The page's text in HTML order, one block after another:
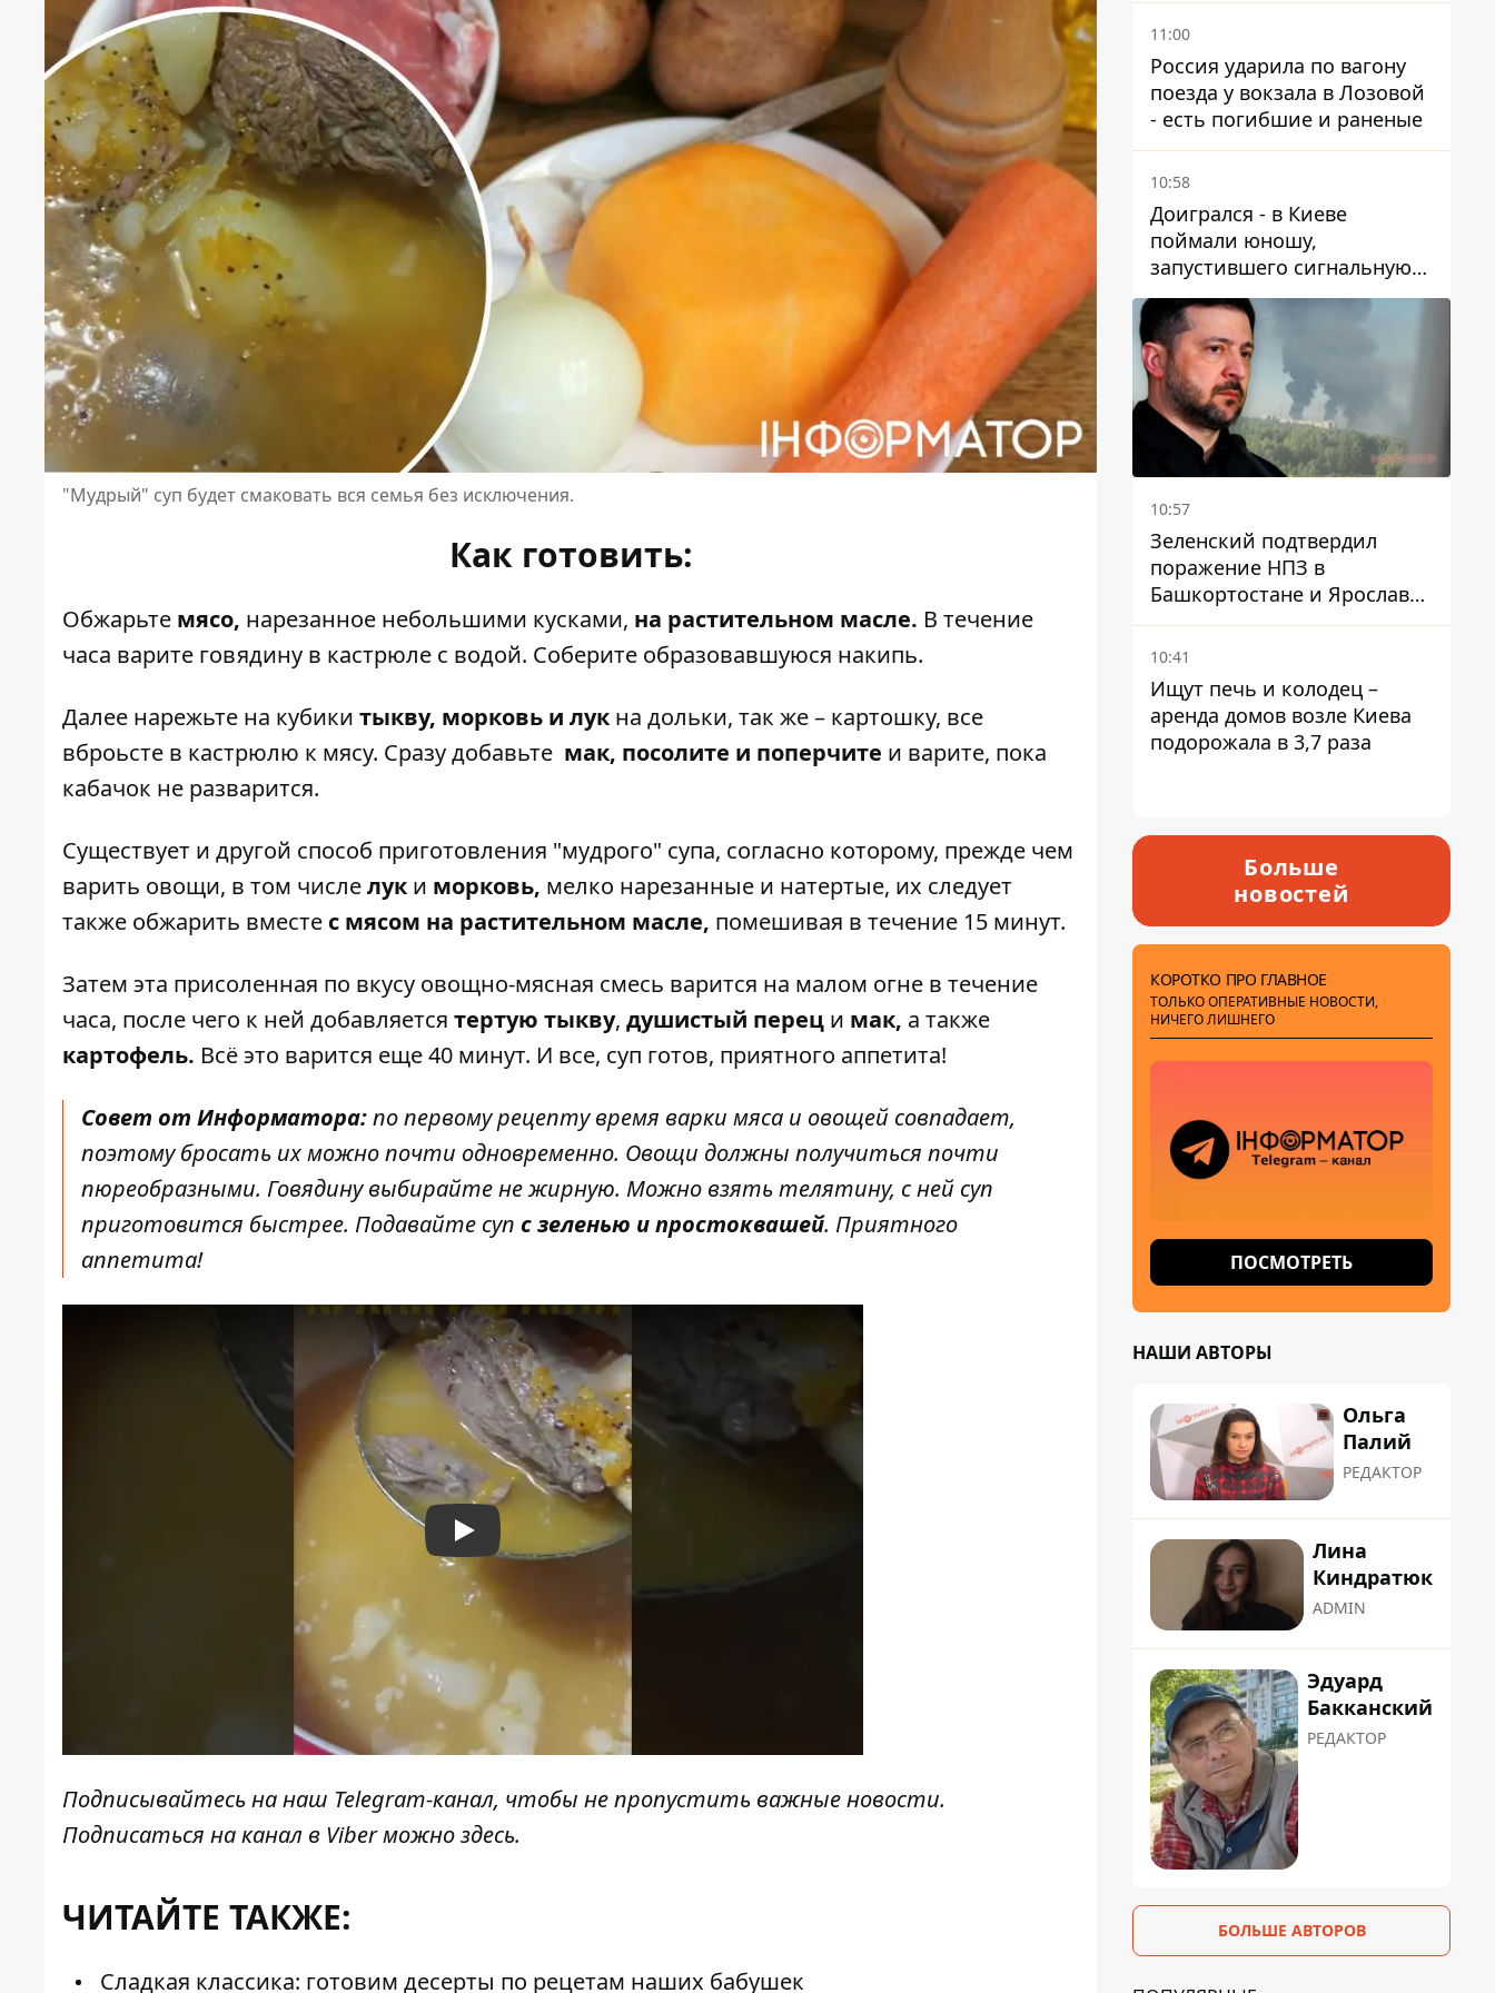
"Мудрый" суп будет смаковать вся семья без исключения.
Как готовить:
Обжарьте мясо, нарезанное небольшими кусками, на растительном масле. В течение
часа варите говядину в кастрюле с водой. Соберите образовавшуюся накипь.
Далее нарежьте на кубики тыкву, морковь и лук на дольки, так же – картошку, все
вброьсте в кастрюлю к мясу. Сразу добавьте мак, посолите и поперчите и варите, пока
кабачок не разварится.
Существует и другой способ приготовления "мудрого" супа, согласно которому, прежде чем
варить овощи, в том числелук и морковь, мелко нарезанные и натертые, их следует
также обжарить вместе с мясом на растительном масле, помешивая в течение 15 минут.
Затем эта присоленная по вкусу овощно-мясная смесь варится на малом огне в течение
часа, после чего к ней добавляется тертую тыкву, душистый перец и мак, а также
картофель. Всё это варится еще 40 минут. И все, суп готов, приятного аппетита!
Совет от Информатора:по первому рецепту время варки мяса и овощей совпадает,
поэтому бросать их можно почти одновременно. Овощи должны получиться почти
пюреобразными. Говядину выбирайте не жирную. Можно взять телятину, с ней суп
приготовится быстрее. Подавайте суп с зеленью и простоквашей. Приятного
аппетита!
Play
Подписывайтесь на наш Telegram-канал, чтобы не пропустить важные новости.
Подписаться на канал в Viber можноздесь.
ЧИТАЙТЕ ТАКЖЕ:
Сладкая классика: готовим десерты по рецетам наших бабушек
11:00
Россия ударила по вагону
поезда у вокзала в Лозовой
- есть погибшие и раненые
10:58
Доигрался - в Киеве
поймали юношу,
запустившего сигнальную
ракету, чтобы порадовать
девушек
10:57
Зеленский подтвердил
поражение НПЗ в
Башкортостане и Ярославле
- видео
10:41
Ищут печь и колодец –
аренда домов возле Киева
подорожала в 3,7 раза
Больше
новостей
КОРОТКО ПРО ГЛАВНОЕ
ТОЛЬКО ОПЕРАТИВНЫЕ НОВОСТИ,
НИЧЕГО ЛИШНЕГО
ПОСМОТРЕТЬ
НАШИ АВТОРЫ
Ольга
Палий
РЕДАКТОР
Лина
Киндратюк
ADMIN
Эдуард
Бакканский
РЕДАКТОР
БОЛЬШЕ АВТОРОВ